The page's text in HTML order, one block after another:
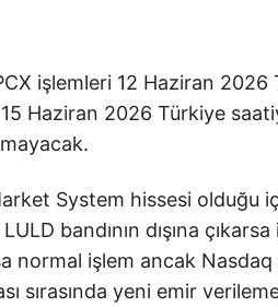
işlemleri 12 Haziran
Haziran 2026 Türkiye
System hissesi olduğu
bandının dışına
normal işlem ancak Nasdaq
sırasında yeni emir